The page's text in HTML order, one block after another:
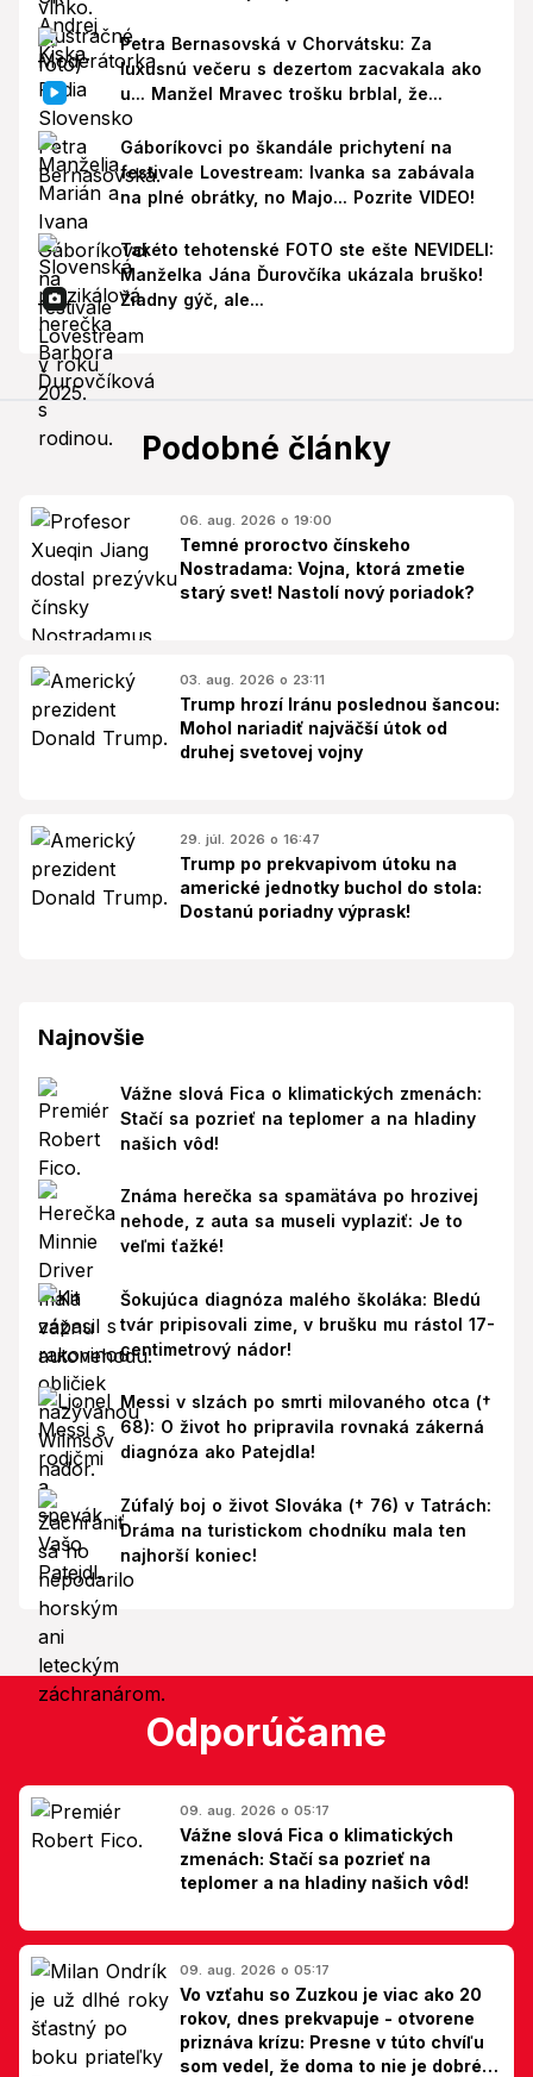
Petra Bernasovská v Chorvátsku: Za
luxusnú večeru s dezertom zacvakala ako
u... Manžel Mravec trošku brblal, že...
Gáboríkovci po škandále prichytení na
festivale Lovestream: Ivanka sa zabávala
na plné obrátky, no Majo... Pozrite VIDEO!
Takéto tehotenské FOTO ste ešte NEVIDELI:
Manželka Jána Ďurovčíka ukázala bruško!
Žiadny gýč, ale...
Podobné články
06. aug. 2026 o 19:00
Temné proroctvo čínskeho
Nostradama: Vojna, ktorá zmetie
starý svet! Nastolí nový poriadok?
03. aug. 2026 o 23:11
Trump hrozí Iránu poslednou šancou:
Mohol nariadiť najväčší útok od
druhej svetovej vojny
29. júl. 2026 o 16:47
Trump po prekvapivom útoku na
americké jednotky buchol do stola:
Dostanú poriadny výprask!
Najnovšie
Vážne slová Fica o klimatických zmenách:
Stačí sa pozrieť na teplomer a na hladiny
našich vôd!
Známa herečka sa spamätáva po hrozivej
nehode, z auta sa museli vyplaziť: Je to
veľmi ťažké!
Šokujúca diagnóza malého školáka: Bledú
tvár pripisovali zime, v brušku mu rástol 17-
centimetrový nádor!
Messi v slzách po smrti milovaného otca (†
68): O život ho pripravila rovnaká zákerná
diagnóza ako Patejdla!
Zúfalý boj o život Slováka († 76) v Tatrách:
Dráma na turistickom chodníku mala ten
najhorší koniec!
Odporúčame
09. aug. 2026 o 05:17
Vážne slová Fica o klimatických
zmenách: Stačí sa pozrieť na
teplomer a na hladiny našich vôd!
09. aug. 2026 o 05:17
Vo vzťahu so Zuzkou je viac ako 20
rokov, dnes prekvapuje - otvorene
priznáva krízu: Presne v túto chvíľu
som vedel, že doma to nie je dobré,